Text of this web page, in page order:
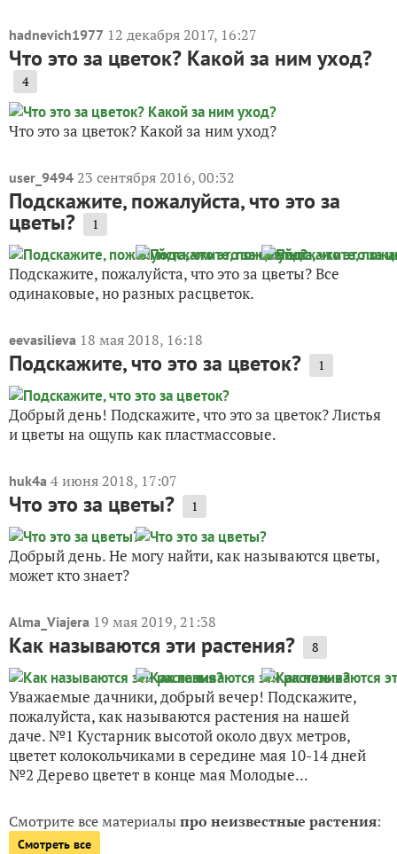
hadnevich1977 12 декабря 2017, 16:27
Что это за цветок? Какой за ним уход?
4
Что это за цветок? Какой за ним уход?
user_9494 23 сентября 2016, 00:32
Подскажите, пожалуйста, что это за
цветы? 1
Подскажите, пожалуйста, что это за цветы? Все
одинаковые, но разных расцветок.
eevasilieva 18 мая 2018, 16:18
Подскажите, что это за цветок? 1
Добрый день! Подскажите, что это за цветок? Листья
и цветы на ощупь как пластмассовые.
huk4a 4 июня 2018, 17:07
Что это за цветы? 1
Добрый день. Не могу найти, как называются цветы,
может кто знает?
Alma_Viajera 19 мая 2019, 21:38
Как называются эти растения? 8
Уважаемые дачники, добрый вечер! Подскажите,
пожалуйста, как называются растения на нашей
даче. №1 Кустарник высотой около двух метров,
цветет колокольчиками в середине мая 10-14 дней
№2 Дерево цветет в конце мая Молодые...
Смотрите все материалыпро неизвестные растения:
Смотреть все